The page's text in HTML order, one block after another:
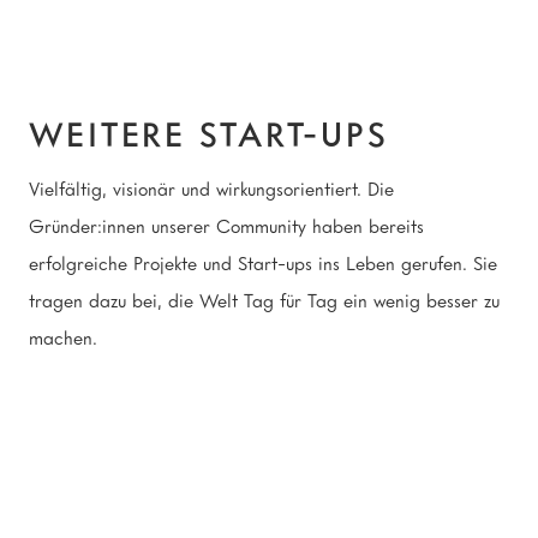
WEITERE START-UPS
Vielfältig, visionär und wirkungsorientiert. Die
Gründer:innen unserer Community haben bereits
erfolgreiche Projekte und Start-ups ins Leben gerufen. Sie
tragen dazu bei, die Welt Tag für Tag ein wenig besser zu
machen.